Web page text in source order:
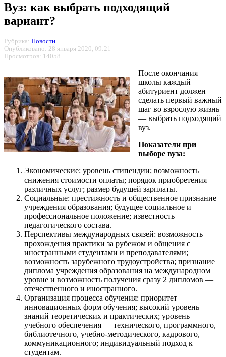
Вуз: как выбрать подходящий
вариант?
Рубрика: Новости
Опубликовано: 28 января 2020, 09:21
Просмотров: 14058
После окончания
школы каждый
абитуриент должен
сделать первый важный
шаг во взрослую жизнь
— выбрать подходящий
вуз.
Показатели при
выборе вуза:
Экономические: уровень стипендии; возможность
снижения стоимости оплаты; порядок приобретения
различных услуг; размер будущей зарплаты.
Социальные: престижность и общественное признание
учреждения образования; будущее социальное и
профессиональное положение; известность
педагогического состава.
Перспективы международных связей: возможность
прохождения практики за рубежом и общения с
иностранными студентами и преподавателями;
возможность зарубежного трудоустройства; признание
диплома учреждения образования на международном
уровне и возможность получения сразу 2 дипломов —
отечественного и иностранного.
Организация процесса обучения: приоритет
инновационных форм обучения; высокий уровень
знаний теоретических и практических; уровень
учебного обеспечения — технического, программного,
библиотечного, учебно-методического, кадрового,
коммуникационного; индивидуальный подход к
студентам.